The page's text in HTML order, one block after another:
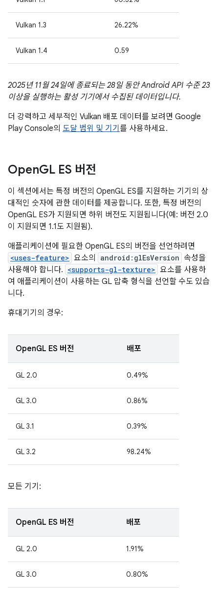
Vulkan 1.3 26.22%
Vulkan 1.4 0.59
2025년 11월 24일에 종료되는 28일 동안 Android API 수준 23
이상을 실행하는 활성 기기에서 수집된 데이터입니다.
더 강력하고 세부적인 Vulkan 배포 데이터를 보려면 Google
Play Console의 도달 범위 및 기기 를 사용하세요.
OpenGL ES 버전
이 섹션에서는 특정 버전의 OpenGL ES를 지원하는 기기의 상
대적인 숫자에 관한 데이터를 제공합니다. 또한, 특정 버전의
OpenGL ES가 지원되면 하위 버전도 지원됩니다(예: 버전 2.0
이 지원되면 1.1도 지원됨).
애플리케이션에 필요한 OpenGL ES의 버전을 선언하려면
<uses-feature> 요소의 android:glEsVersion 속성을
사용해야 합니다. <supports-gl-texture> 요소를 사용하
여 애플리케이션이 사용하는 GL 압축 형식을 선언할 수도 있습
니다.
휴대기기의 경우:
OpenGL ES 버전 배포
GL 2.0 0.49%
GL 3.0 0.86%
GL 3.1 0.39%
GL 3.2 98.24%
모든 기기:
OpenGL ES 버전 배포
GL 2.0 1.91%
GL 3.0 0.80%